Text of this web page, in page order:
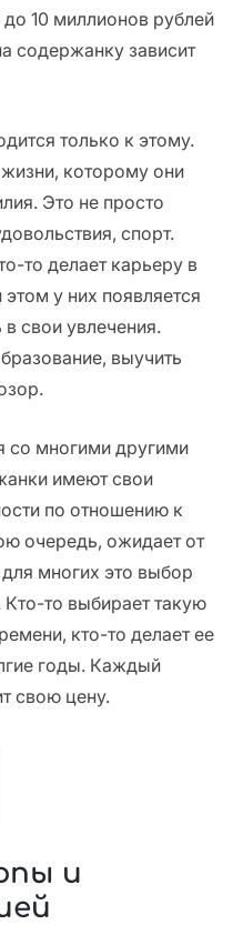
10 миллионов рублей
содержанку зависит
только к этому.
которому они
Это не просто
спорт.
то делает карьеру в
у них появляется
свои увлечения.
выучить
со многими другими
имеют свои
по отношению к
очередь, ожидает от
многих это выбор
то выбирает такую
кто-то делает ее
годы. Каждый
свою цену.
и